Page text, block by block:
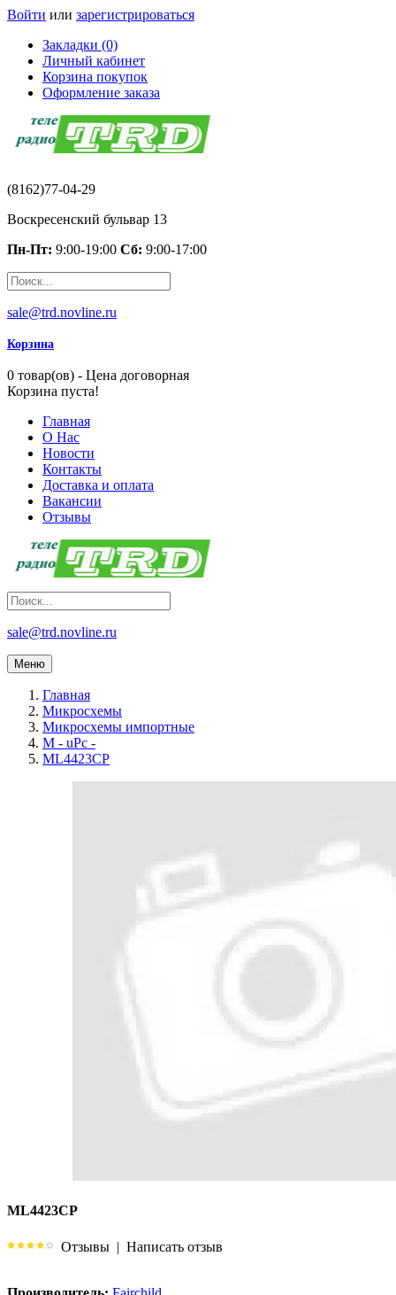
Войти или зарегистрироваться
Закладки (0)
Личный кабинет
Корзина покупок
Оформление заказа
(8162)77-04-29
Воскресенский бульвар 13
Пн-Пт: 9:00-19:00 Сб: 9:00-17:00
sale@trd.novline.ru
Корзина
0 товар(ов) - Цена договорная
Корзина пуста!
Главная
О Нас
Новости
Контакты
Доставка и оплата
Вакансии
Отзывы
sale@trd.novline.ru
Меню
Главная
Микросхемы
Микросхемы импортные
M - uPc -
ML4423CP
ML4423CP
Отзывы | Написать отзыв